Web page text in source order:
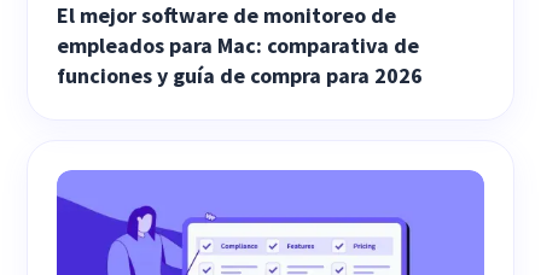
El mejor software de monitoreo de
empleados para Mac: comparativa de
funciones y guía de compra para 2026